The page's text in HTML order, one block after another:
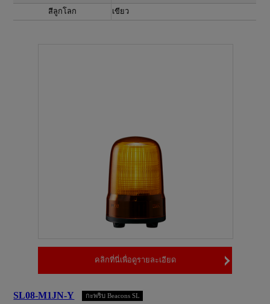
สีลูกโลก
เขียว
คลิกที่นี่เพื่อดูรายละเอียด
SL08-M1JN-Y กะพริบ Beacons SL